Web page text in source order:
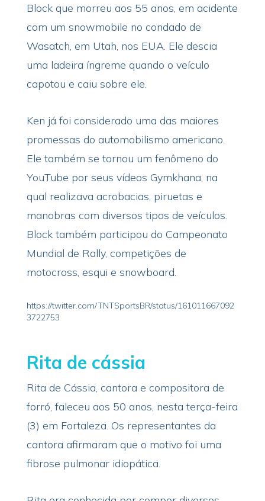
Block que morreu aos 55 anos, em acidente
com um snowmobile no condado de
Wasatch, em Utah, nos EUA. Ele descia
uma ladeira íngreme quando o veículo
capotou e caiu sobre ele.
Ken já foi considerado uma das maiores
promessas do automobilismo americano.
Ele também se tornou um fenômeno do
YouTube por seus vídeos Gymkhana, na
qual realizava acrobacias, piruetas e
manobras com diversos tipos de veículos.
Block também participou do Campeonato
Mundial de Rally, competições de
motocross, esqui e snowboard.
https://twitter.com/TNTSportsBR/status/161011667092
3722753
Rita de cássia
Rita de Cássia, cantora e compositora de
forró, faleceu aos 50 anos, nesta terça-feira
(3) em Fortaleza. Os representantes da
cantora afirmaram que o motivo foi uma
fibrose pulmonar idiopática.